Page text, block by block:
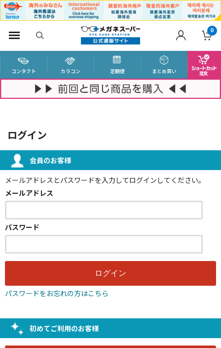
0
コンタクト カラコン 定期便 まとめ買い
ログイン
会員のお客様
メールアドレスとパスワードを入力してログインしてください。
メールアドレス
パスワード
パスワードをお忘れの方はこちら
初めてご利用のお客様